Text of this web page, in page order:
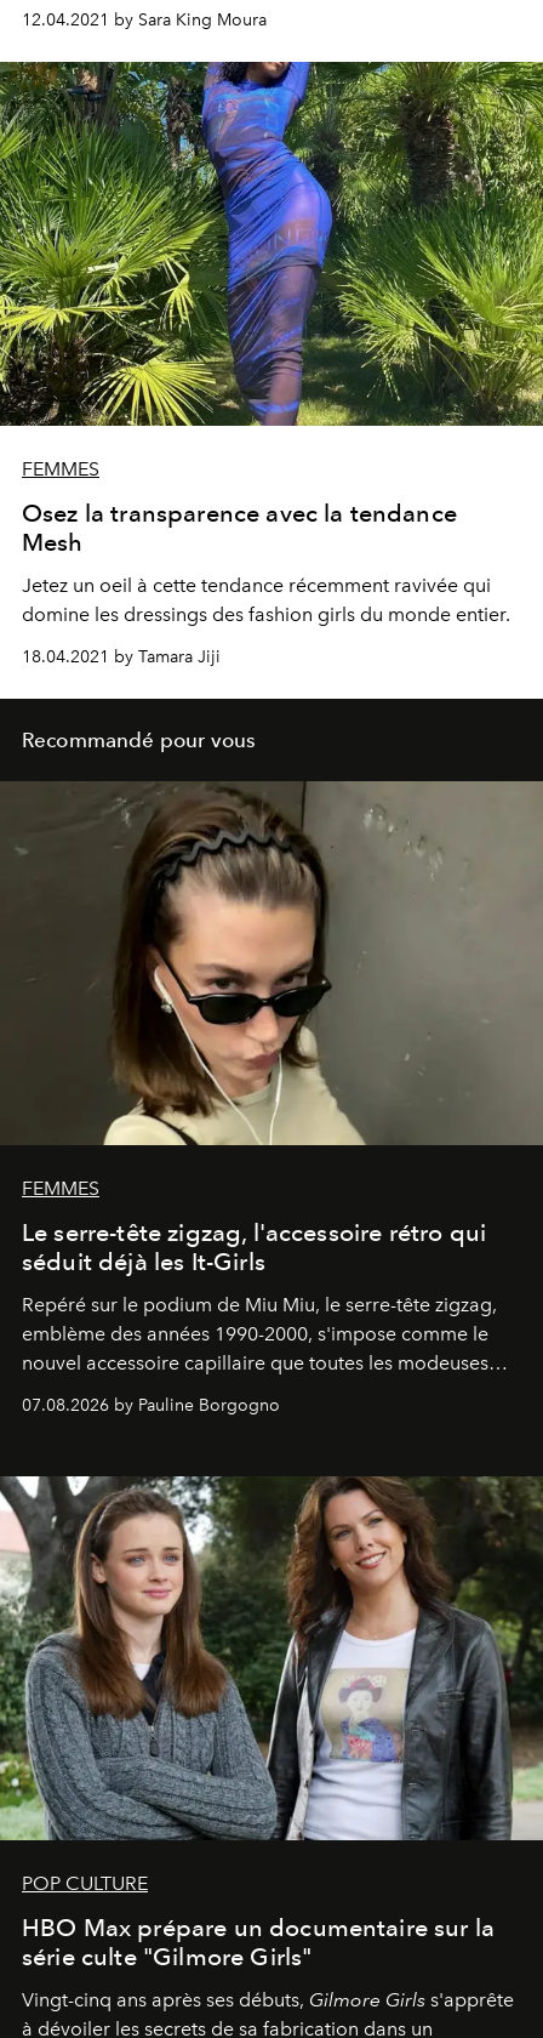
12.04.2021 by Sara King Moura
FEMMES
Osez la transparence avec la tendance
Mesh
Jetez un oeil à cette tendance récemment ravivée qui
domine les dressings des fashion girls du monde entier.
18.04.2021 by Tamara Jiji
Recommandé pour vous
FEMMES
Le serre-tête zigzag, l'accessoire rétro qui
séduit déjà les It-Girls
Repéré sur le podium de Miu Miu, le serre-tête zigzag,
emblème des années 1990-2000, s'impose comme le
nouvel accessoire capillaire que toutes les modeuses
s'arrachent déjà.
07.08.2026 by Pauline Borgogno
POP CULTURE
HBO Max prépare un documentaire sur la
série culte "Gilmore Girls"
Vingt-cinq ans après ses débuts, Gilmore Girls s'apprête
à dévoiler les secrets de sa fabrication dans un